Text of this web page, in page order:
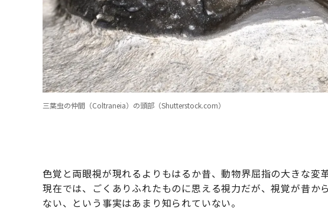
三葉虫の仲間（Coltraneia）の頭部（Shutterstock.com）
色覚と両眼視が現れるよりもはるか昔、動物界屈指の大きな変革
現在では、ごくありふれたものに思える視力だが、視覚が昔か
ない、という事実はあまり知られていない。